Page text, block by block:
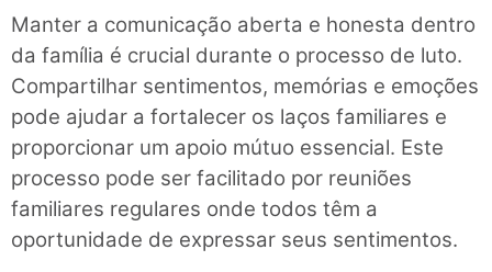
Manter a comunicação aberta e honesta dentro
da família é crucial durante o processo de luto.
Compartilhar sentimentos, memórias e emoções
pode ajudar a fortalecer os laços familiares e
proporcionar um apoio mútuo essencial. Este
processo pode ser facilitado por reuniões
familiares regulares onde todos têm a
oportunidade de expressar seus sentimentos.